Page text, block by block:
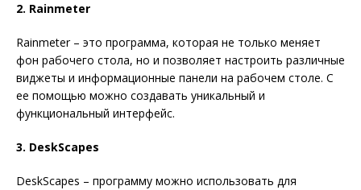
2. Rainmeter
Rainmeter – это программа, которая не только меняет
фон рабочего стола, но и позволяет настроить различные
виджеты и информационные панели на рабочем столе. С
ее помощью можно создавать уникальный и
функциональный интерфейс.
3. DeskScapes
DeskScapes – программу можно использовать для